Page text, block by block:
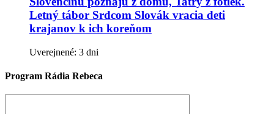
Letný tábor Srdcom Slovák vracia deti
krajanov k ich koreňom
Uverejnené: 3 dni
Program Rádia Rebeca